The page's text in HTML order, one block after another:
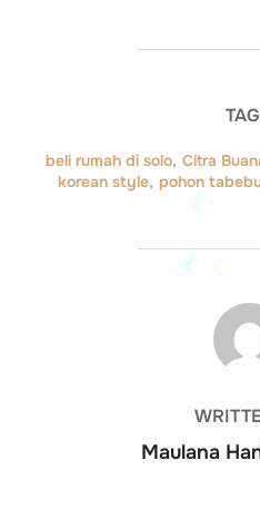
beli rumah di solo, Citra
korean style, pohon
POST
Maulana